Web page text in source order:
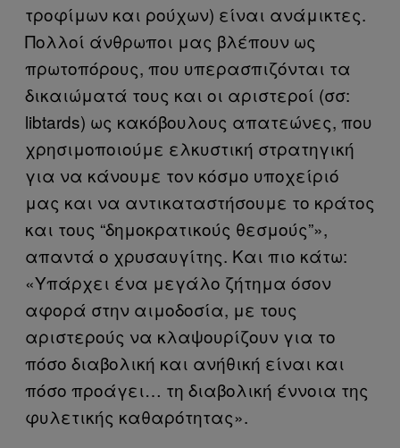
τροφίμων και ρούχων) είναι ανάμικτες.
Πολλοί άνθρωποι μας βλέπουν ως
πρωτοπόρους, που υπερασπιζόνται τα
δικαιώματά τους και οι αριστεροί (σσ:
libtards) ως κακόβουλους απατεώνες, που
χρησιμοποιούμε ελκυστική στρατηγική
για να κάνουμε τον κόσμο υποχείριό
μας και να αντικαταστήσουμε το κράτος
και τους “δημοκρατικούς θεσμούς”»,
απαντά ο χρυσαυγίτης. Και πιο κάτω:
«Υπάρχει ένα μεγάλο ζήτημα όσον
αφορά στην αιμοδοσία, με τους
αριστερούς να κλαψουρίζουν για το
πόσο διαβολική και ανήθική είναι και
πόσο προάγει… τη διαβολική έννοια της
φυλετικής καθαρότητας».